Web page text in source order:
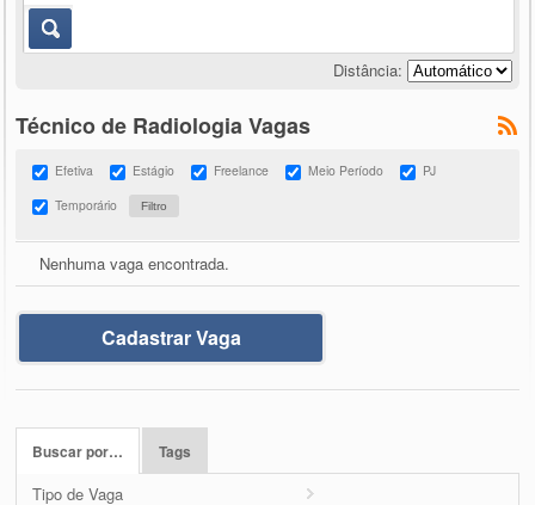
Distância:
Técnico de Radiologia Vagas
Efetiva Estágio Freelance Meio Período
PJ
Temporário
Nenhuma vaga encontrada.
Cadastrar Vaga
Buscar por… Tags
Tipo de Vaga